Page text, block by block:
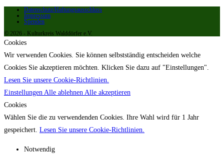
Datenschutz/Haftungsausschluss
Impressum
Spenden
© 2026 - Kulturkreis Walddörfer e.V.
Cookies
Wir verwenden Cookies. Sie können selbstständig entscheiden welche
Cookies Sie akzeptieren möchten. Klicken Sie dazu auf "Einstellungen".
Lesen Sie unsere Cookie-Richtlinien.
Einstellungen Alle ablehnen Alle akzeptieren
Cookies
Wählen Sie die zu verwendenden Cookies. Ihre Wahl wird für 1 Jahr
gespeichert. Lesen Sie unsere Cookie-Richtlinien.
Notwendig